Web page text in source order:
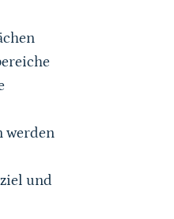
werden
und